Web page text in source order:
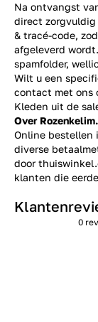
Na ontvangst
direct zorgvuldig
& tracé-code,
afgeleverd
spamfolder,
Wilt u een
contact met ons
Kleden uit de
Over
Online bestellen
diverse
door
klanten die
0